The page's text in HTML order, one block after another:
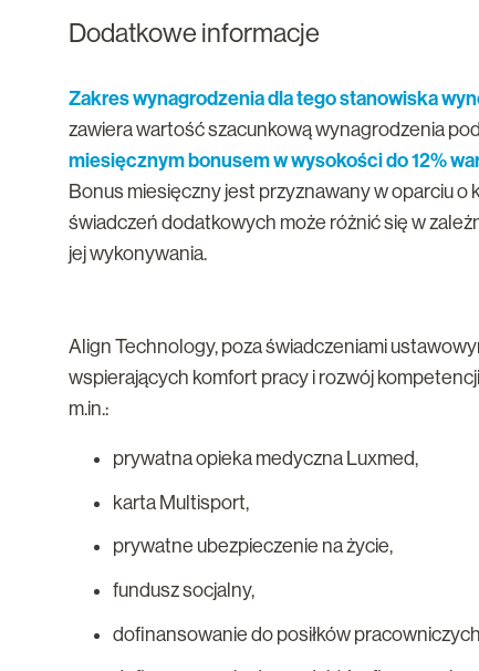
Dodatkowe informacje
Zakres wynagrodzenia dla tego stanowiska
zawiera wartość szacunkową wynagrodzenia
miesięcznym bonusem w wysokości do 12%
Bonus miesięczny jest przyznawany w oparciu
świadczeń dodatkowych może różnić się w
jej wykonywania.
Align Technology, poza świadczeniami
wspierających komfort pracy i rozwój
m.in.:
prywatna opieka medyczna Luxmed,
karta Multisport,
prywatne ubezpieczenie na życie,
fundusz socjalny,
dofinansowanie do posiłków